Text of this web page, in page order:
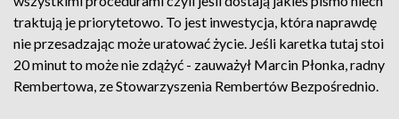
traktują je priorytetowo. To jest inwestycja, która naprawdę
nie przesadzając może uratować życie. Jeśli karetka tutaj stoi
20 minut to może nie zdążyć - zauważył Marcin Płonka, radny
Rembertowa, ze Stowarzyszenia Rembertów Bezpośrednio.